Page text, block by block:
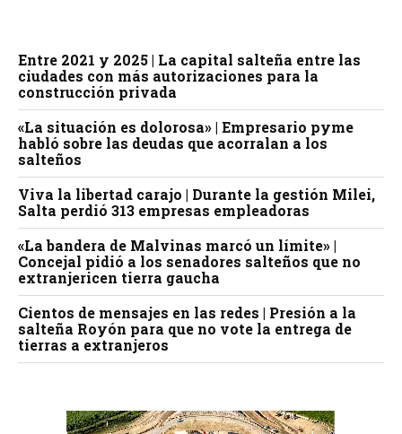
Entre 2021 y 2025 | La capital salteña entre las
ciudades con más autorizaciones para la
construcción privada
«La situación es dolorosa» | Empresario pyme
habló sobre las deudas que acorralan a los
salteños
Viva la libertad carajo | Durante la gestión Milei,
Salta perdió 313 empresas empleadoras
«La bandera de Malvinas marcó un límite» |
Concejal pidió a los senadores salteños que no
extranjericen tierra gaucha
Cientos de mensajes en las redes | Presión a la
salteña Royón para que no vote la entrega de
tierras a extranjeros